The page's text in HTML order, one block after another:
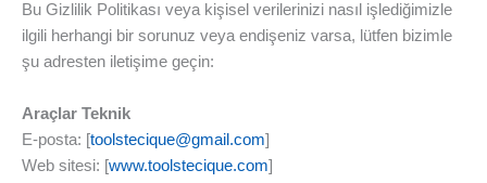
Bu Gizlilik Politikası veya kişisel verilerinizi nasıl işlediğimizle
ilgili herhangi bir sorunuz veya endişeniz varsa, lütfen bizimle
şu adresten iletişime geçin:
Araçlar Teknik
E-posta: [toolstecique@gmail.com]
Web sitesi: [www.toolstecique.com]